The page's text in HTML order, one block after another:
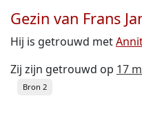
Gezin van Frans
Hij is getrouwd met
Zij zijn getrouwd op 17
Bron 2